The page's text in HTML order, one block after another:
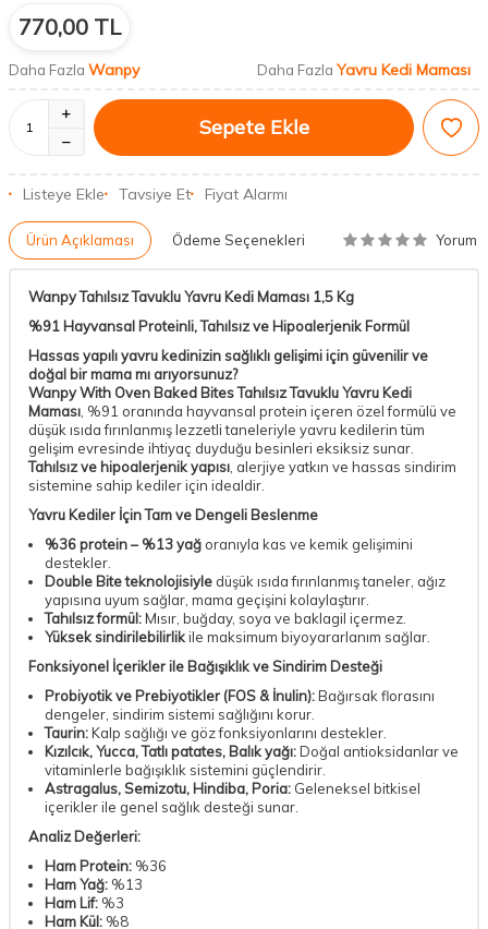
770,00 TL
Daha Fazla Wanpy Daha Fazla Yavru Kedi Maması
Sepete Ekle
Listeye Ekle Tavsiye Et Fiyat Alarmı
Ürün Açıklaması Ödeme Seçenekleri Yorum
Wanpy Tahılsız Tavuklu Yavru Kedi Maması 1,5 Kg
%91 Hayvansal Proteinli, Tahılsız ve Hipoalerjenik Formül
Hassas yapılı yavru kedinizin sağlıklı gelişimi için güvenilir ve
doğal bir mama mı arıyorsunuz?
Wanpy With Oven Baked Bites Tahılsız Tavuklu Yavru Kedi
Maması, %91 oranında hayvansal protein içeren özel formülü ve
düşük ısıda fırınlanmış lezzetli taneleriyle yavru kedilerin tüm
gelişim evresinde ihtiyaç duyduğu besinleri eksiksiz sunar.
Tahılsız ve hipoalerjenik yapısı, alerjiye yatkın ve hassas sindirim
sistemine sahip kediler için idealdir.
Yavru Kediler İçin Tam ve Dengeli Beslenme
%36 protein – %13 yağ oranıyla kas ve kemik gelişimini
destekler.
Double Bite teknolojisiyle düşük ısıda fırınlanmış taneler, ağız
yapısına uyum sağlar, mama geçişini kolaylaştırır.
Tahılsız formül:Mısır, buğday, soya ve baklagil içermez.
Yüksek sindirilebilirlikile maksimum biyoyararlanım sağlar.
Fonksiyonel İçerikler ile Bağışıklık ve Sindirim Desteği
Probiyotik ve Prebiyotikler (FOS & İnulin):Bağırsak florasını
dengeler, sindirim sistemi sağlığını korur.
Taurin:Kalp sağlığı ve göz fonksiyonlarını destekler.
Kızılcık, Yucca, Tatlı patates, Balık yağı:Doğal antioksidanlar ve
vitaminlerle bağışıklık sistemini güçlendirir.
Astragalus, Semizotu, Hindiba, Poria: Geleneksel bitkisel
içerikler ile genel sağlık desteği sunar.
Analiz Değerleri:
Ham Protein: %36
Ham Yağ: %13
Ham Lif: %3
Ham Kül: %8